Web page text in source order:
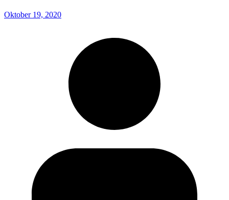
Oktober 19, 2020